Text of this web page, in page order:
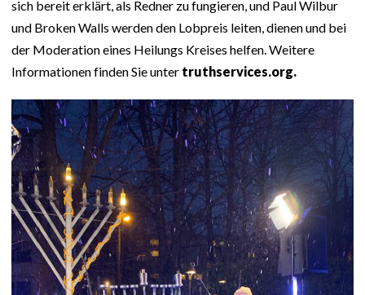
sich bereit erklärt, als Redner zu fungieren, und Paul Wilbur
und Broken Walls werden den Lobpreis leiten, dienen und bei
der Moderation eines Heilungs Kreises helfen. Weitere
Informationen finden Sie unter truthservices.org.